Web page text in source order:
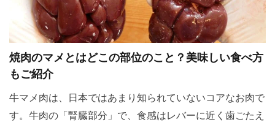
焼肉のマメとはどこの部位のこと？美味しい食べ方
もご紹介
牛マメ肉は、日本ではあまり知られていないコアなお肉で
す。牛肉の「腎臓部分」で、食感はレバーに近く歯ごたえ